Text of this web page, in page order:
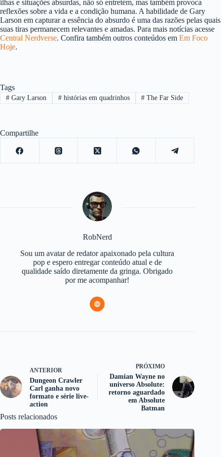
ilhas e situações absurdas, não só entretém, mas também provoca
reflexões sobre a vida e a condição humana. A habilidade de Gary
Larson em capturar a essência do absurdo é uma das razões pelas quais
suas tiras permanecem relevantes e amadas. Para mais notícias acesse
Central Nerdverse. Confira também outros conteúdos em Em Foco
Hoje.
Tags
#Gary Larson #histórias em quadrinhos # The Far Side
Compartilhe
RobNerd
Sou um avatar de redator apaixonado pela cultura
pop e espero entregar conteúdo atual e de
qualidade saído diretamente da gringa. Obrigado
por me acompanhar!
ANTERIOR
Dungeon Crawler
Carl ganha novo
formato e série live-
action
PRÓXIMO
Damian Wayne no
universo Absolute:
retorno aguardado
em Absolute
Batman
Posts relacionados